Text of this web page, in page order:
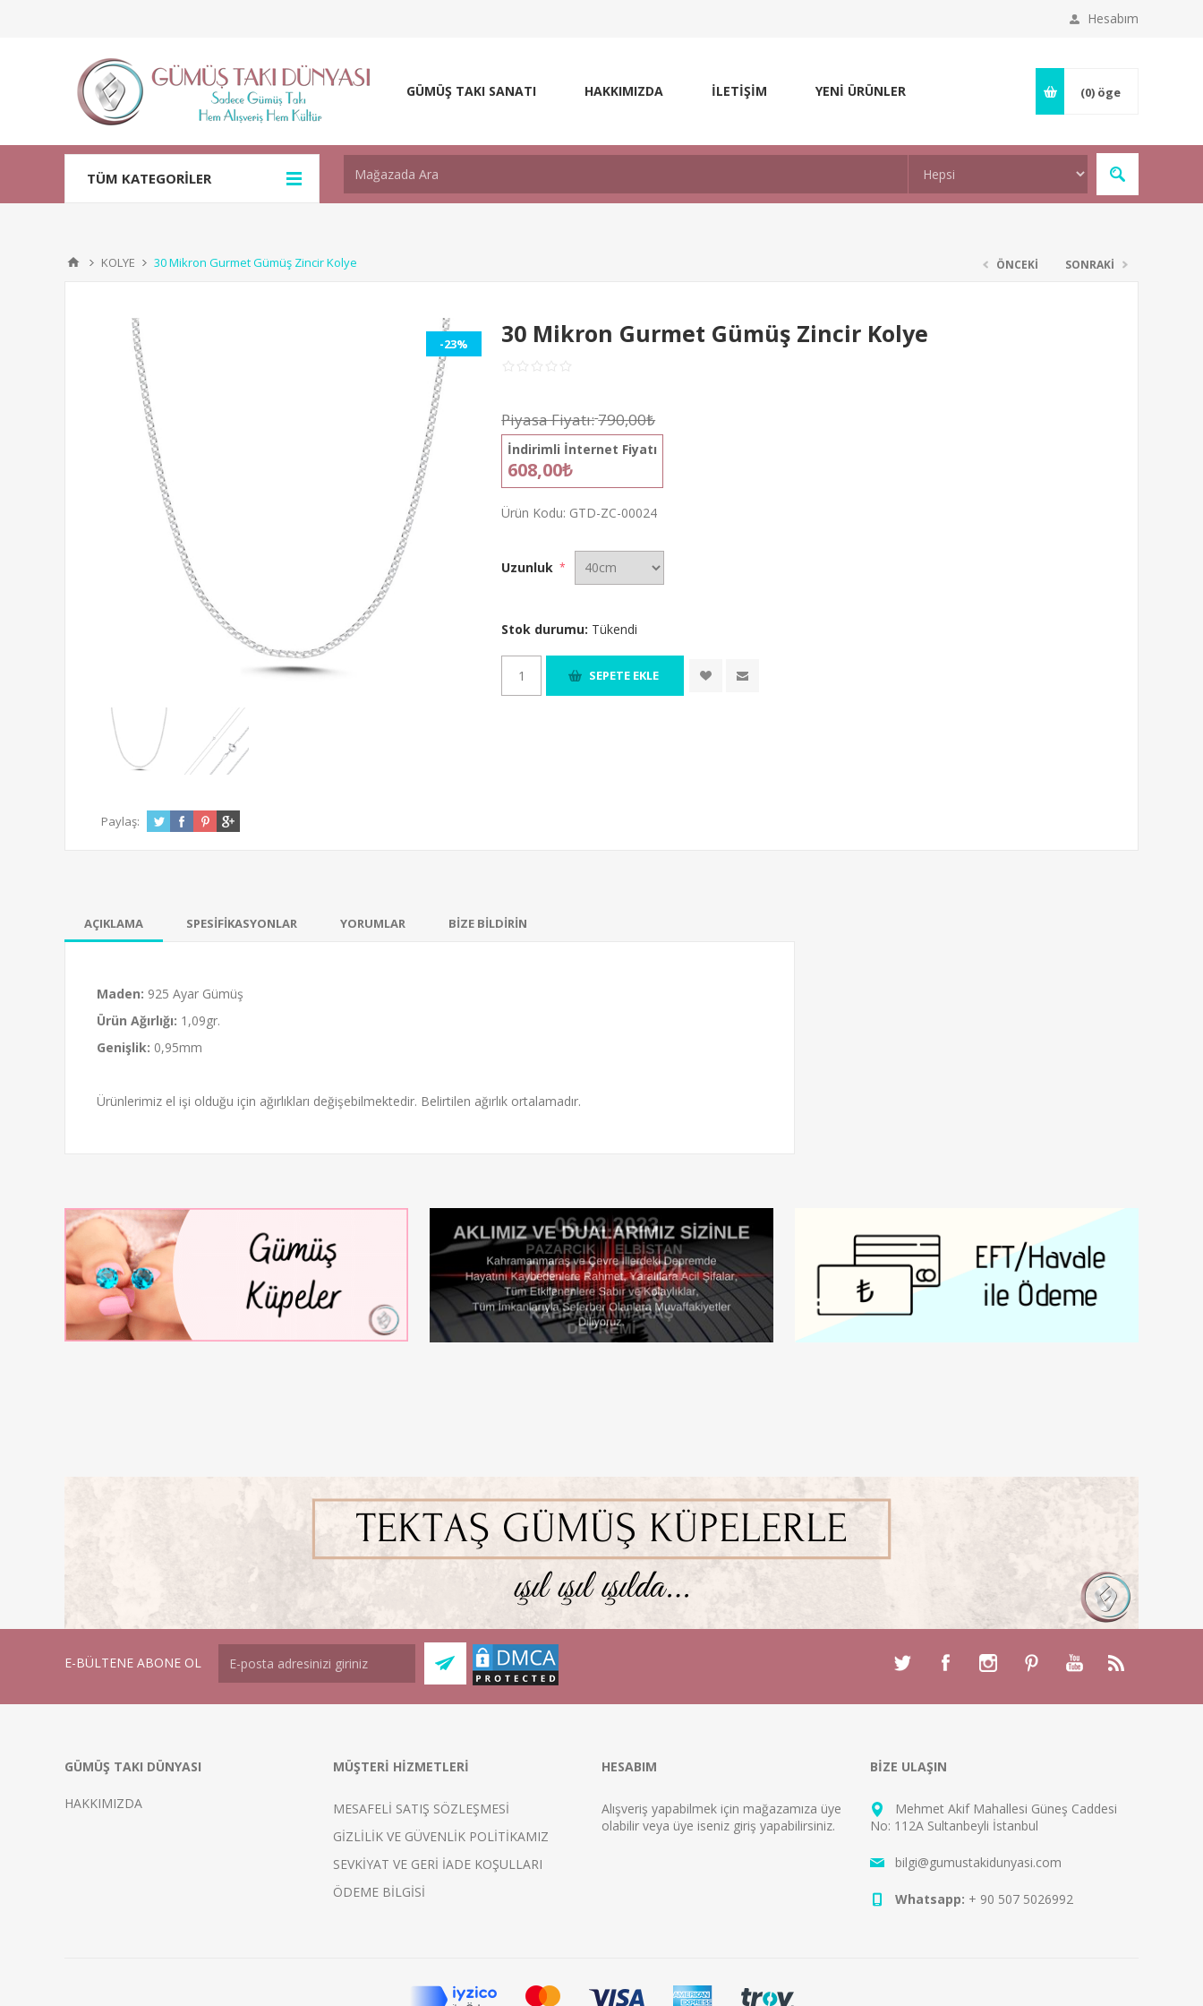
Hesabım
GÜMÜŞ TAKI SANATI HAKKIMIZDA İLETİŞİM YENİ ÜRÜNLER (0) öge
TÜM KATEGORİLER
KOLYE 30 Mikron Gurmet Gümüş Zincir Kolye ÖNCEKİ SONRAKİ
-23% 30 Mikron Gurmet Gümüş Zincir Kolye
Piyasa Fiyatı:790,00₺
İndirimli İnternet Fiyatı
608,00₺
Ürün Kodu: GTD-ZC-00024
Uzunluk *
Stok durumu: Tükendi
Paylaş:
AÇIKLAMA SPESİFİKASYONLAR YORUMLAR BİZE BİLDİRİN
Maden: 925 Ayar Gümüş
Ürün Ağırlığı: 1,09gr.
Genişlik: 0,95mm
Ürünlerimiz el işi olduğu için ağırlıkları değişebilmektedir. Belirtilen ağırlık ortalamadır.
E-BÜLTENE ABONE OL
GÜMÜŞ TAKI DÜNYASI
HAKKIMIZDA
MÜŞTERİ HİZMETLERİ
MESAFELİ SATIŞ SÖZLEŞMESİ
GİZLİLİK VE GÜVENLİK POLİTİKAMIZ
SEVKİYAT VE GERİ İADE KOŞULLARI
ÖDEME BİLGİSİ
HESABIM
Alışveriş yapabilmek için mağazamıza üye
olabilir veya üye iseniz giriş yapabilirsiniz.
BİZE ULAŞIN
Mehmet Akif Mahallesi Güneş Caddesi
No: 112A Sultanbeyli İstanbul
bilgi@gumustakidunyasi.com
Whatsapp: + 90 507 5026992